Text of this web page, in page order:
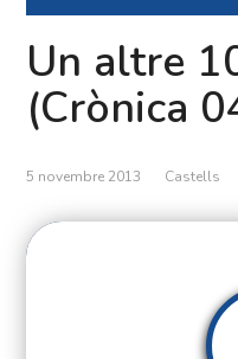
Un altre
(Crònica
5 novembre 2013 Castells